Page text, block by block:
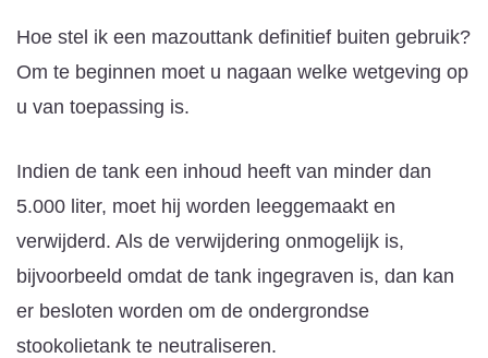
Hoe stel ik een mazouttank definitief buiten gebruik?
Om te beginnen moet u nagaan welke wetgeving op
u van toepassing is.
Indien de tank een inhoud heeft van minder dan
5.000 liter, moet hij worden leeggemaakt en
verwijderd. Als de verwijdering onmogelijk is,
bijvoorbeeld omdat de tank ingegraven is, dan kan
er besloten worden om de ondergrondse
stookolietank te neutraliseren.